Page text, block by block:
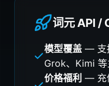
词元 API /
模型覆盖 — 支
Grok、Kimi
价格福利 — 充